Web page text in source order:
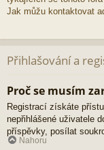
Jak můžu kontaktovat
Přihlašování a
Proč se musím
Registrací získáte
nepřihlášené uživatele
příspěvky, posílat
Nahoru